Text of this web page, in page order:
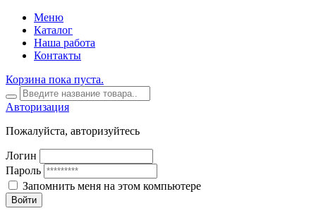
Меню
Каталог
Наша работа
Контакты
Корзина пока пуста.
Авторизация
Пожалуйста, авторизуйтесь
Логин
Пароль
Запомнить меня на этом компьютере
Войти